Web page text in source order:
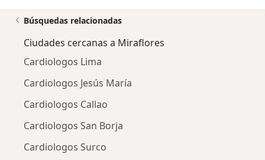
Búsquedas relacionadas
Ciudades cercanas a Miraflores
Cardiologos Lima
Cardiologos Jesús María
Cardiologos Callao
Cardiologos San Borja
Cardiologos Surco